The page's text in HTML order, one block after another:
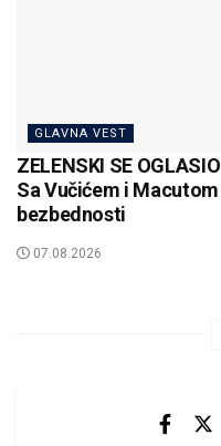
GLAVNA VEST
ZELENSKI SE
Sa Vučićem i
bezbednosti
07.08.2026